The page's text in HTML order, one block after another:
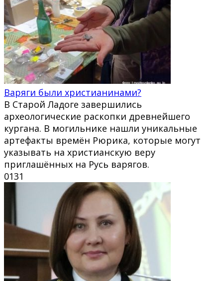
Варяги были христианинами?
В Старой Ладоге завершились
археологические раскопки древнейшего
кургана. В могильнике нашли уникальные
артефакты времён Рюрика, которые могут
указывать на христианскую веру
приглашённых на Русь варягов.
0131